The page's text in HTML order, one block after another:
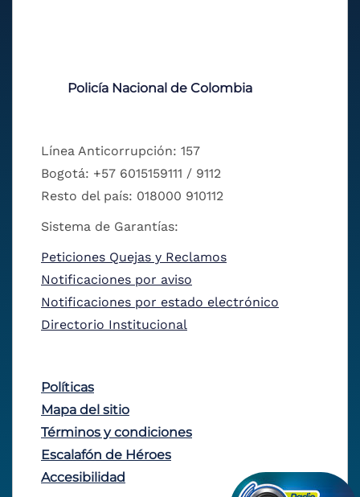
Policía Nacional de Colombia
Línea Anticorrupción: 157
Bogotá: +57 6015159111 / 9112
Resto del país: 018000 910112
Sistema de Garantías:
Peticiones Quejas y Reclamos
Notificaciones por aviso
Notificaciones por estado electrónico
Directorio Institucional
Políticas
Mapa del sitio
Términos y condiciones
Escalafón de Héroes
Accesibilidad